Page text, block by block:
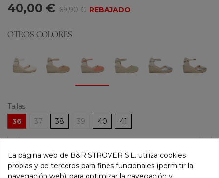
40,00 € 69,90 € REBAJADO
OTROS COLORES
Tallas
36
37 38 39 40 41
Añadir Al Carrito
La página web de B&R STROVER S.L. utiliza cookies
propias y de terceros para fines funcionales (permitir la
navegación web), para optimizar la navegación y